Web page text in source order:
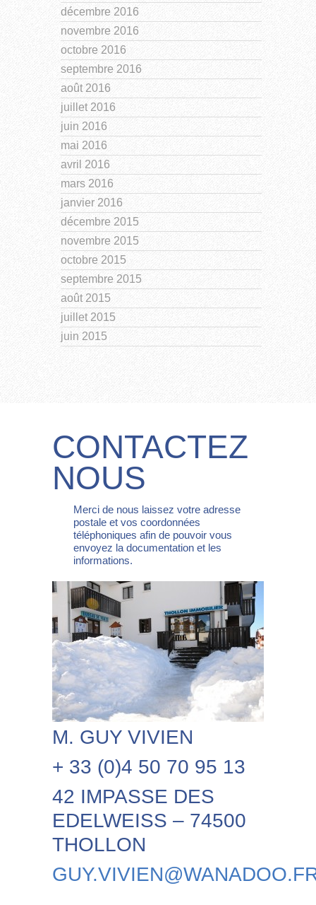
décembre 2016
novembre 2016
octobre 2016
septembre 2016
août 2016
juillet 2016
juin 2016
mai 2016
avril 2016
mars 2016
janvier 2016
décembre 2015
novembre 2015
octobre 2015
septembre 2015
août 2015
juillet 2015
juin 2015
CONTACTEZ
NOUS
Merci de nous laissez votre adresse
postale et vos coordonnées
téléphoniques afin de pouvoir vous
envoyez la documentation et les
informations.
M. GUY VIVIEN
+ 33 (0)4 50 70 95 13
42 IMPASSE DES
EDELWEISS – 74500
THOLLON